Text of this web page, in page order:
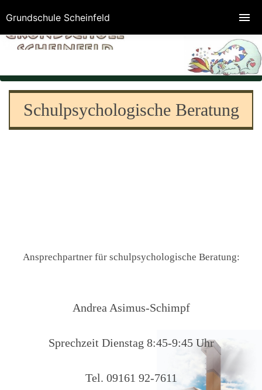
Schulpsychologische Beratung
Ansprechpartner für schulpsychologische Beratung:
Andrea Asimus-Schimpf
Sprechzeit Dienstag 8:45-9:45 Uhr
Tel. 09161 92-7611
Grundschule Scheinfeld